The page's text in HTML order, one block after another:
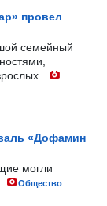
провел
семейный
«Дофамин
могли
Общество